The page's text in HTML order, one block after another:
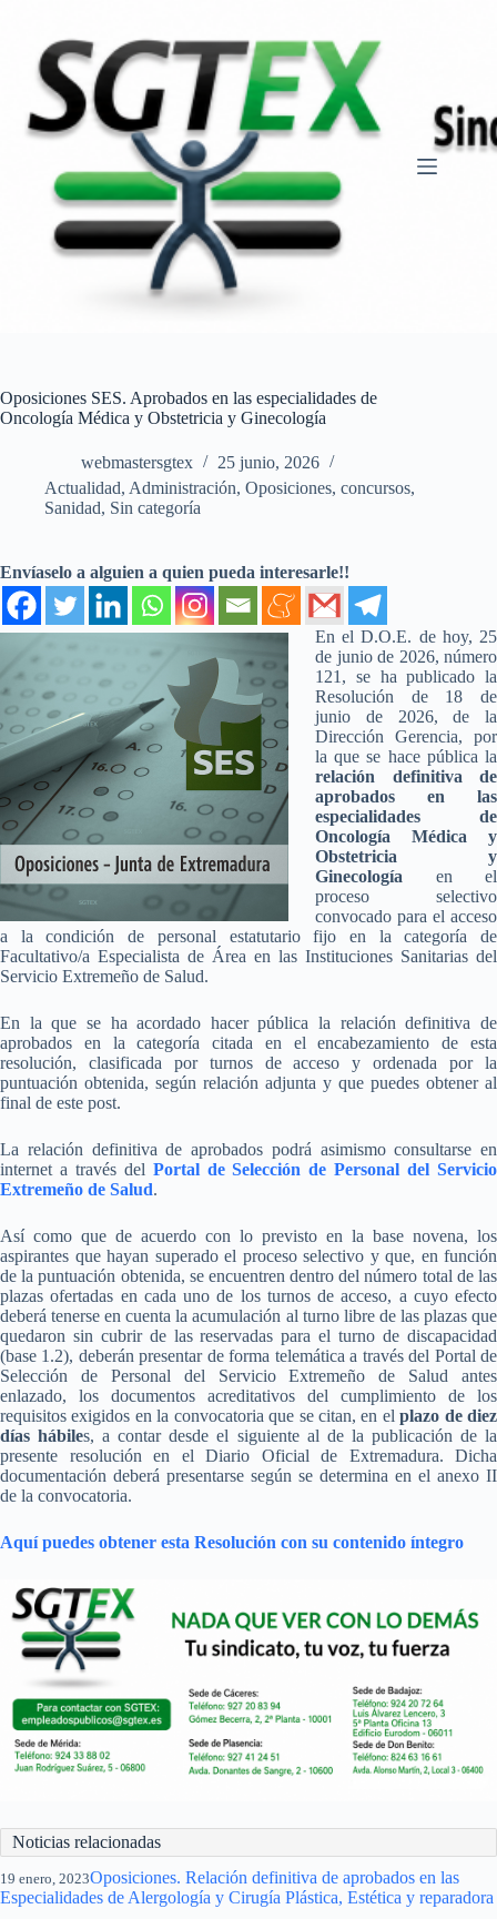
contenido
Oposiciones SES. Aprobados en las especialidades de
Oncología Médica y Obstetricia y Ginecología
webmastersgtex
25 junio, 2026
Actualidad, Administración, Oposiciones, concursos,
Sanidad, Sin categoría
Envíaselo a alguien a quien pueda interesarle!!
En el D.O.E. de hoy, 25
de junio de 2026, número
121, se ha publicado la
Resolución de 18 de
junio de 2026, de la
Dirección Gerencia, por
la que se hace pública la
relación definitiva de
aprobados en las
especialidades de
Oncología Médica y
Obstetricia y
Ginecología en el
proceso selectivo
convocado para el acceso
a la condición de personal estatutario fijo en la categoría de
Facultativo/a Especialista de Área en las Instituciones Sanitarias del
Servicio Extremeño de Salud.
En la que se ha acordado hacer pública la relación definitiva de
aprobados en la categoría citada en el encabezamiento de esta
resolución, clasificada por turnos de acceso y ordenada por la
puntuación obtenida, según relación adjunta y que puedes obtener al
final de este post.
La relación definitiva de aprobados podrá asimismo consultarse en
internet a través del Portal de Selección de Personal del Servicio
Extremeño de Salud.
Así como que de acuerdo con lo previsto en la base novena, los
aspirantes que hayan superado el proceso selectivo y que, en función
de la puntuación obtenida, se encuentren dentro del número total de las
plazas ofertadas en cada uno de los turnos de acceso, a cuyo efecto
deberá tenerse en cuenta la acumulación al turno libre de las plazas que
quedaron sin cubrir de las reservadas para el turno de discapacidad
(base 1.2), deberán presentar de forma telemática a través del Portal de
Selección de Personal del Servicio Extremeño de Salud antes
enlazado, los documentos acreditativos del cumplimiento de los
requisitos exigidos en la convocatoria que se citan, en elplazo de diez
días hábiles, a contar desde el siguiente al de la publicación de la
presente resolución en el Diario Oficial de Extremadura. Dicha
documentación deberá presentarse según se determina en el anexo II
de la convocatoria.
Aquí puedes obtener esta Resolución con su contenido íntegro
Noticias relacionadas
19 enero, 2023Oposiciones. Relación definitiva de aprobados en las
Especialidades de Alergología y Cirugía Plástica, Estética y reparadora